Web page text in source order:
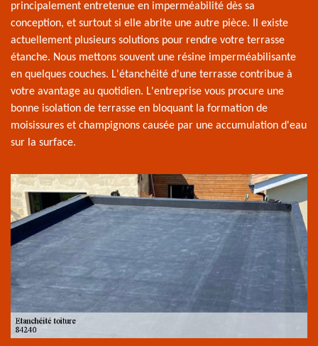
principalement entretenue en imperméabilité dès sa
conception, et surtout si elle abrite une autre pièce. Il existe
actuellement plusieurs solutions pour rendre votre terrasse
étanche. Nous mettons souvent une résine imperméabilisante
en quelques couches. L'étanchéité d'une terrasse contribue à
votre avantage au quotidien. L'entreprise vous procure une
bonne isolation de terrasse en bloquant la formation de
moisissures et champignons causée par une accumulation d'eau
sur la surface.